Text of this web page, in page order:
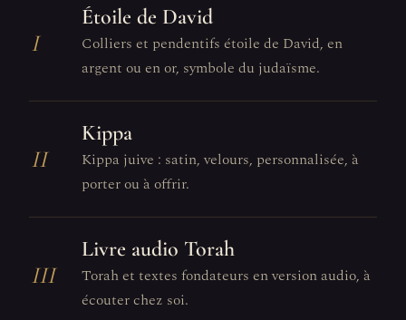
I
Étoile de David
Colliers et pendentifs étoile de David, en
argent ou en or, symbole du judaïsme.
II
Kippa
Kippa juive : satin, velours, personnalisée, à
porter ou à offrir.
III
Livre audio Torah
Torah et textes fondateurs en version audio, à
écouter chez soi.